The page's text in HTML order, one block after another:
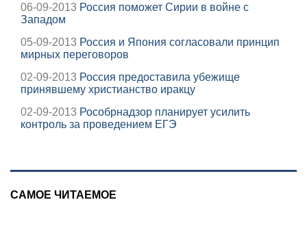
06-09-2013 Россия поможет Сирии в войне с
Западом
05-09-2013 Россия и Япония согласовали принцип
мирных переговоров
02-09-2013 Россия предоставила убежище
принявшему христианство иракцу
02-09-2013 Рособрнадзор планирует усилить
контроль за проведением ЕГЭ
САМОЕ ЧИТАЕМОЕ